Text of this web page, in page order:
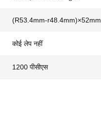
(R53.4mm-r48.4mm)×52mm
कोई लेप नहीं
1200 पीसीएस